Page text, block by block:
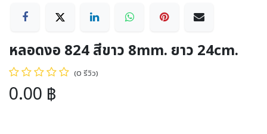
หลอดงอ 824 สีขาว 8mm. ยาว 24cm.
(0 รีวิว)
0.00 ฿